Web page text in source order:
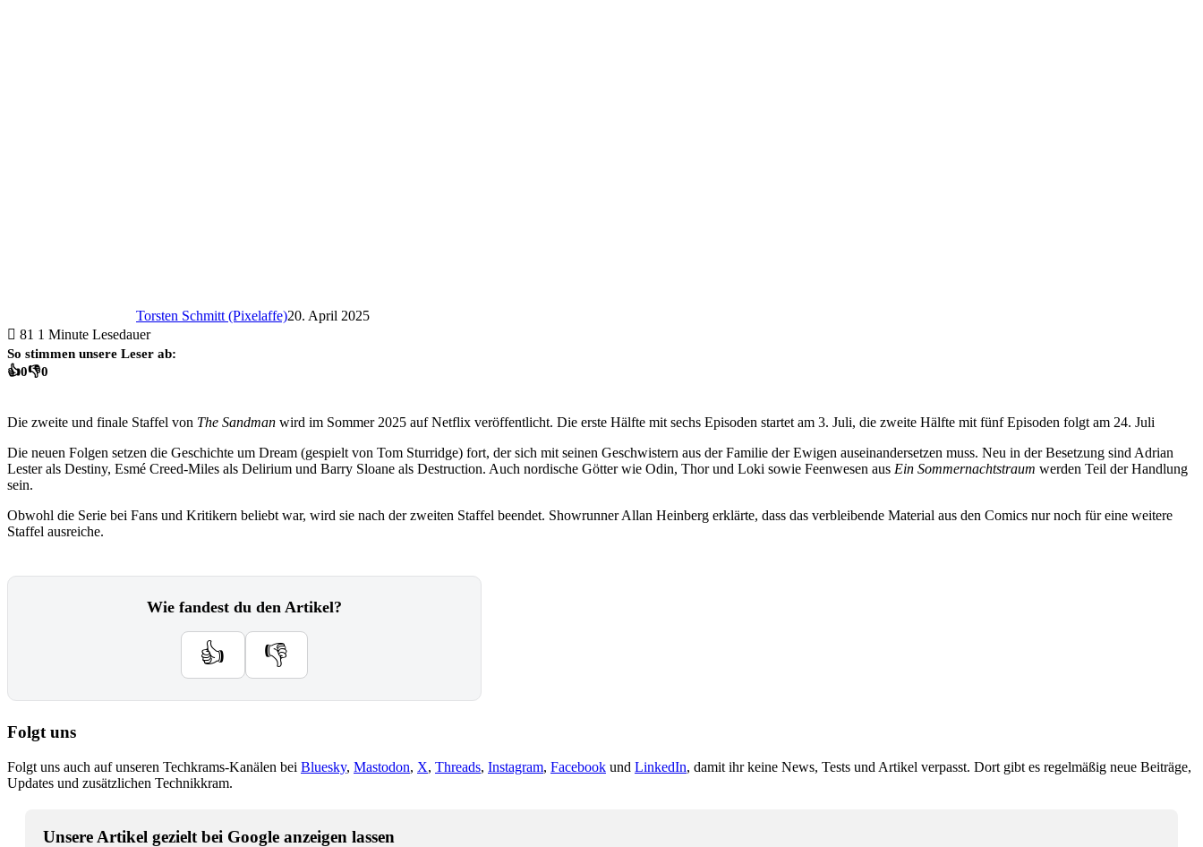
Torsten Schmitt (Pixelaffe)20. April 2025
81 1 Minute Lesedauer
So stimmen unsere Leser ab:
👍0👎0
Die zweite und finale Staffel von The Sandman wird im Sommer 2025 auf Netflix veröffentlicht. Die erste Hälfte mit sechs Episoden startet am 3. Juli, die zweite Hälfte mit fünf Episoden folgt am 24. Juli
Die neuen Folgen setzen die Geschichte um Dream (gespielt von Tom Sturridge) fort, der sich mit seinen Geschwistern aus der Familie der Ewigen auseinandersetzen muss. Neu in der Besetzung sind Adrian
Lester als Destiny, Esmé Creed-Miles als Delirium und Barry Sloane als Destruction. Auch nordische Götter wie Odin, Thor und Loki sowie Feenwesen aus Ein Sommernachtstraum werden Teil der Handlung
sein.
Obwohl die Serie bei Fans und Kritikern beliebt war, wird sie nach der zweiten Staffel beendet. Showrunner Allan Heinberg erklärte, dass das verbleibende Material aus den Comics nur noch für eine weitere
Staffel ausreiche.
Wie fandest du den Artikel?
👍 👎
Folgt uns
Folgt uns auch auf unseren Techkrams-Kanälen bei Bluesky, Mastodon, X, Threads, Instagram, Facebook und LinkedIn, damit ihr keine News, Tests und Artikel verpasst. Dort gibt es regelmäßig neue Beiträge,
Updates und zusätzlichen Technikkram.
Unsere Artikel gezielt bei Google anzeigen lassen